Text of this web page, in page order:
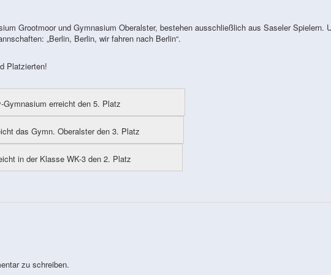
Grootmoor und Gymnasium Oberalster, bestehen ausschließlich aus Saseler Spielern.
„Berlin, Berlin, wir fahren nach Berlin“.
Platzierten!
Gymnasium erreicht den 5. Platz
das Gymn. Oberalster den 3. Platz
in der Klasse WK-3 den 2. Platz
zu schreiben.